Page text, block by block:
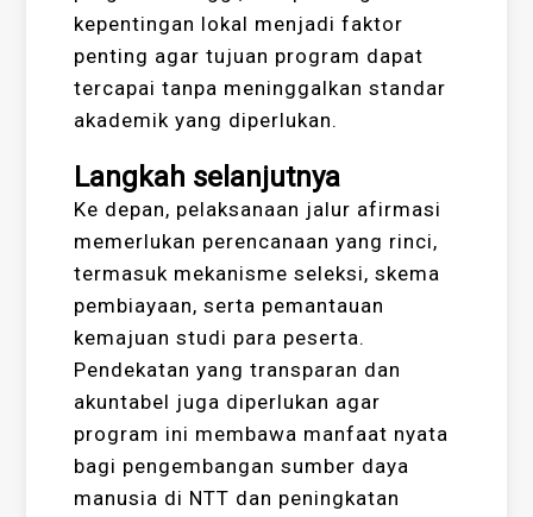
kepentingan lokal menjadi faktor
penting agar tujuan program dapat
tercapai tanpa meninggalkan standar
akademik yang diperlukan.
Langkah selanjutnya
Ke depan, pelaksanaan jalur afirmasi
memerlukan perencanaan yang rinci,
termasuk mekanisme seleksi, skema
pembiayaan, serta pemantauan
kemajuan studi para peserta.
Pendekatan yang transparan dan
akuntabel juga diperlukan agar
program ini membawa manfaat nyata
bagi pengembangan sumber daya
manusia di NTT dan peningkatan